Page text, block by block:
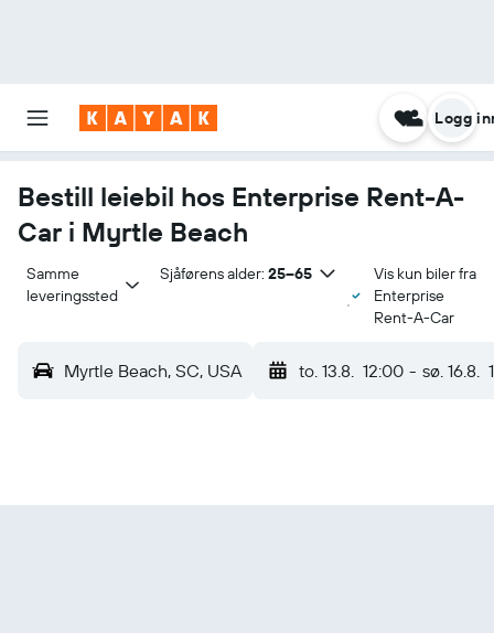
Logg
Bestill leiebil hos Enterprise Rent-A-
Car i Myrtle Beach
Samme
leveringssted
Sjåførens alder: 25–65
Vis kun biler fra
Enterprise
Rent-A-Car
Myrtle Beach, SC, USA to. 13.8. 12:00 - sø. 16.8.